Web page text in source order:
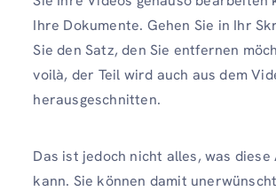
Ihre Dokumente. Gehen Sie in Ihr
Sie den Satz, den Sie entfernen
voilà, der Teil wird auch aus dem
herausgeschnitten.
Das ist jedoch nicht alles, was diese
kann. Sie können damit